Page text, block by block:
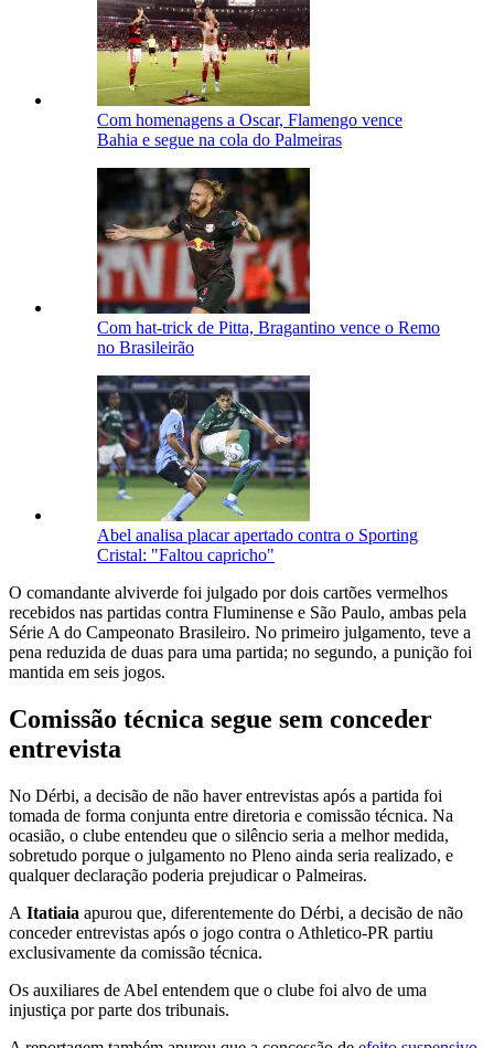
Com homenagens a Oscar, Flamengo vence
Bahia e segue na cola do Palmeiras
Com hat-trick de Pitta, Bragantino vence o Remo
no Brasileirão
Abel analisa placar apertado contra o Sporting
Cristal: "Faltou capricho"
O comandante alviverde foi julgado por dois cartões vermelhos
recebidos nas partidas contra Fluminense e São Paulo, ambas pela
Série A do Campeonato Brasileiro. No primeiro julgamento, teve a
pena reduzida de duas para uma partida; no segundo, a punição foi
mantida em seis jogos.
Comissão técnica segue sem conceder
entrevista
No Dérbi, a decisão de não haver entrevistas após a partida foi
tomada de forma conjunta entre diretoria e comissão técnica. Na
ocasião, o clube entendeu que o silêncio seria a melhor medida,
sobretudo porque o julgamento no Pleno ainda seria realizado, e
qualquer declaração poderia prejudicar o Palmeiras.
A Itatiaia apurou que, diferentemente do Dérbi, a decisão de não
conceder entrevistas após o jogo contra o Athletico-PR partiu
exclusivamente da comissão técnica.
Os auxiliares de Abel entendem que o clube foi alvo de uma
injustiça por parte dos tribunais.